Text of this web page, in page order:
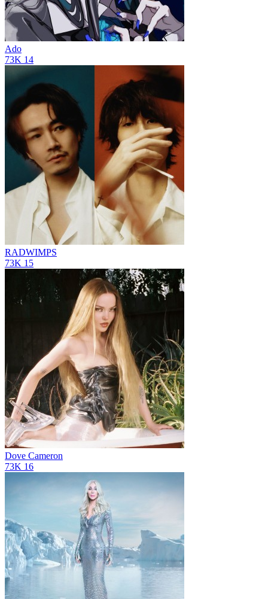
Ado
73K 14
RADWIMPS
73K 15
Dove Cameron
73K 16